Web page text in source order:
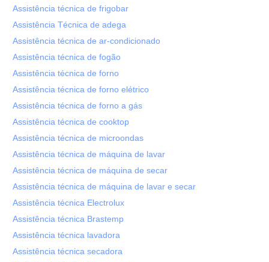
Assistência técnica de frigobar
Assistência Técnica de adega
Assistência técnica de ar-condicionado
Assistência técnica de fogão
Assistência técnica de forno
Assistência técnica de forno elétrico
Assistência técnica de forno a gás
Assistência técnica de cooktop
Assistência técnica de microondas
Assistência técnica de máquina de lavar
Assistência técnica de máquina de secar
Assistência técnica de máquina de lavar e secar
Assistência técnica Electrolux
Assistência técnica Brastemp
Assistência técnica lavadora
Assistência técnica secadora